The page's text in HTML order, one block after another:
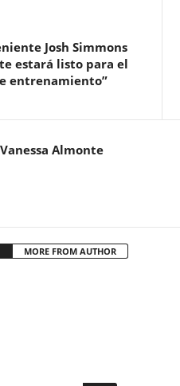
Josh Simmons
estará listo para el
entrenamiento”
Vanessa Almonte
MORE FROM AUTHOR